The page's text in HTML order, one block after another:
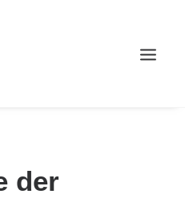
9832-0
der